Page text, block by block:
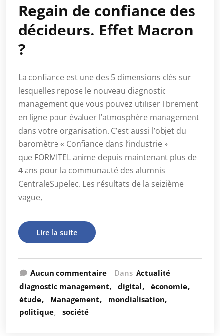
Regain de confiance des
décideurs. Effet Macron
?
La confiance est une des 5 dimensions clés sur
lesquelles repose le nouveau diagnostic
management que vous pouvez utiliser librement
en ligne pour évaluer l’atmosphère management
dans votre organisation. C’est aussi l’objet du
baromètre « Confiance dans l’industrie »
que FORMITEL anime depuis maintenant plus de
4 ans pour la communauté des alumnis
CentraleSupelec. Les résultats de la seizième
vague,
Lire la suite
Aucun commentaire Dans Actualité
diagnostic management
digital
économie
étude
Management
mondialisation
politique
société